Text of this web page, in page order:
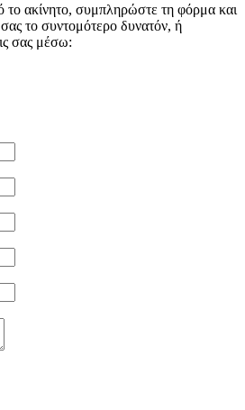
το ακίνητο, συμπληρώστε τη φόρμα και
το συντομότερο δυνατόν, ή
σας μέσω: